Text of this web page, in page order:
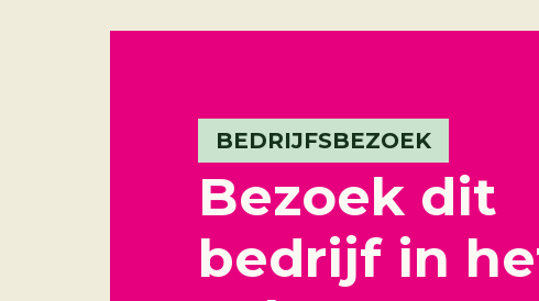
BEDRIJFSBEZOEK
Bezoek dit
bedrijf in